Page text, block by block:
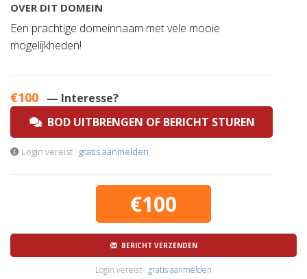
OVER DIT DOMEIN
Een prachtige domeinnaam met vele mooie
mogelijkheden!
€100 — Interesse?
BOD UITBRENGEN OF BERICHT STUREN
Login vereist · gratis aanmelden
€100
BERICHT VERZENDEN
Login vereist · gratis aanmelden